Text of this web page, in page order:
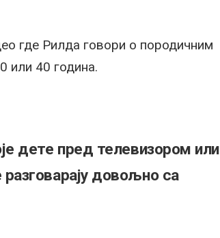
где Рилда говори о породичним
или 40 година.
дете пред телевизором или
довољно са